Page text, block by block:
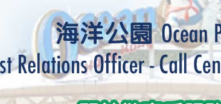
機
Guide
學生貸款
101